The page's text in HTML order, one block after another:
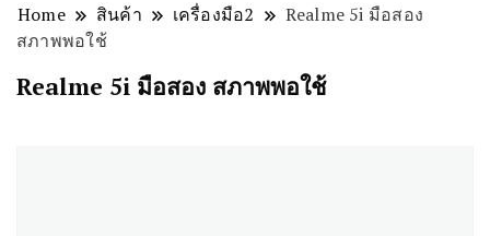
Home สินค้า เครื่องมือ2
Realme 5i มือสอง
สภาพพอใช้
Realme 5i มือสอง สภาพพอใช้